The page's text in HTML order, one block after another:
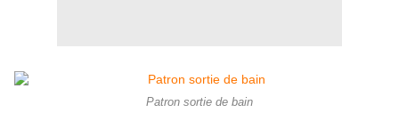
Patron sortie de bain